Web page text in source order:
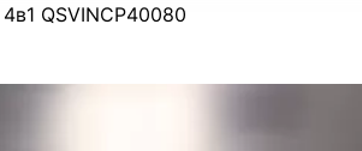
QSVINCP40080